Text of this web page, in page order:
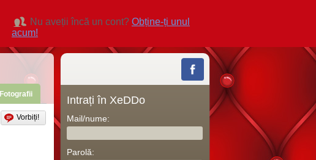
Nu aveții încă un cont? Obține-ți unul
acum!
Fotografii
Vorbiți!
Intrați în XeDDo
Mail/nume:
Parolă: